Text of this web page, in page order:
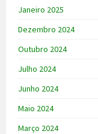
Janeiro 2025
Dezembro 2024
Outubro 2024
Julho 2024
Junho 2024
Maio 2024
Março 2024